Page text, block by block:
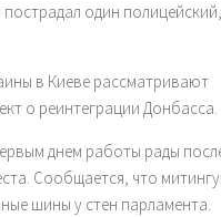
один
в Киеве рассматривают
о реинтеграции Донбасса.
днем работы рады
Сообщается, что
шины у стен парламента.